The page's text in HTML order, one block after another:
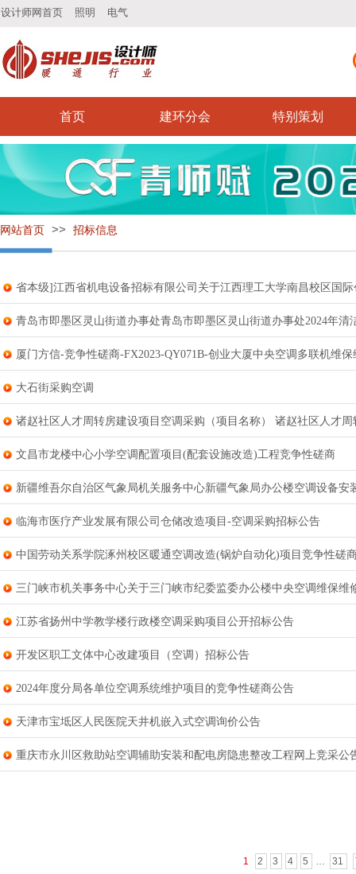
设计师网首页 照明 电气
首页 建环分会 特别策划
网站首页 >> 招标信息
省本级]江西省机电设备招标有限公司关于江西理工大学南昌校区国
青岛市即墨区灵山街道办事处青岛市即墨区灵山街道办事处2024年清
厦门方信-竞争性磋商-FX2023-QY071B-创业大厦中央空调多联机维
大石街采购空调
诸赵社区人才周转房建设项目空调采购（项目名称） 诸赵社区人才
文昌市龙楼中心小学空调配置项目(配套设施改造)工程竞争性磋商
新疆维吾尔自治区气象局机关服务中心新疆气象局办公楼空调设备安
临海市医疗产业发展有限公司仓储改造项目-空调采购招标公告
中国劳动关系学院涿州校区暖通空调改造(锅炉自动化)项目竞争性磋
三门峡市机关事务中心关于三门峡市纪委监委办公楼中央空调维保维
江苏省扬州中学教学楼行政楼空调采购项目公开招标公告
开发区职工文体中心改建项目（空调）招标公告
2024年度分局各单位空调系统维护项目的竞争性磋商公告
天津市宝坻区人民医院天井机嵌入式空调询价公告
重庆市永川区救助站空调辅助安装和配电房隐患整改工程网上竞采公
1 2 3 4 5 … 31